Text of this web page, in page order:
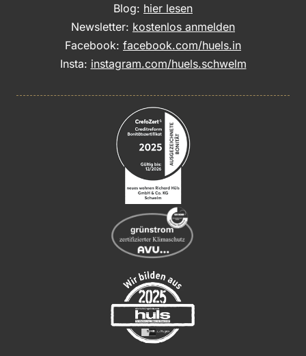
Blog: hier lesen
Newsletter: kostenlos anmelden
Facebook: facebook.com/huels.in
Insta: instagram.com/huels.schwelm